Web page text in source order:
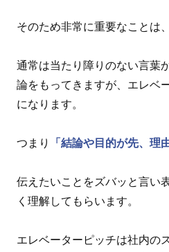
そのため非常に重要なことは
通常は当たり障りのない言葉
論をもってきますが、エレベ
になります。
つまり 「結論や目的が先、理
伝えたいことをズバッと言い
く理解してもらいます。
エレベーターピッチは社内の